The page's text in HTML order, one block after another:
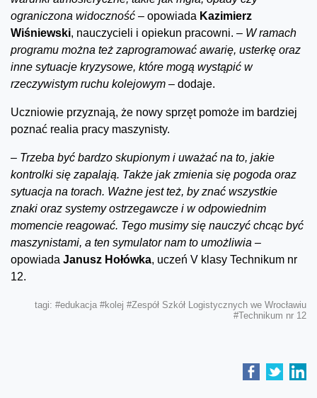
ograniczona widoczność – opowiada Kazimierz
Wiśniewski, nauczycieli i opiekun pracowni. – W ramach
programu można też zaprogramować awarię, usterkę oraz
inne sytuacje kryzysowe, które mogą wystąpić w
rzeczywistym ruchu kolejowym – dodaje.
Uczniowie przyznają, że nowy sprzęt pomoże im bardziej
poznać realia pracy maszynisty.
– Trzeba być bardzo skupionym i uważać na to, jakie
kontrolki się zapalają. Także jak zmienia się pogoda oraz
sytuacja na torach. Ważne jest też, by znać wszystkie
znaki oraz systemy ostrzegawcze i w odpowiednim
momencie reagować. Tego musimy się nauczyć chcąc być
maszynistami, a ten symulator nam to umożliwia –
opowiada Janusz Hołówka, uczeń V klasy Technikum nr
12.
tagi: #edukacja #kolej #Zespół Szkół Logistycznych we Wrocławiu
#Technikum nr 12